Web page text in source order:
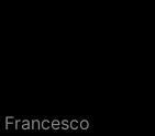
Francesco